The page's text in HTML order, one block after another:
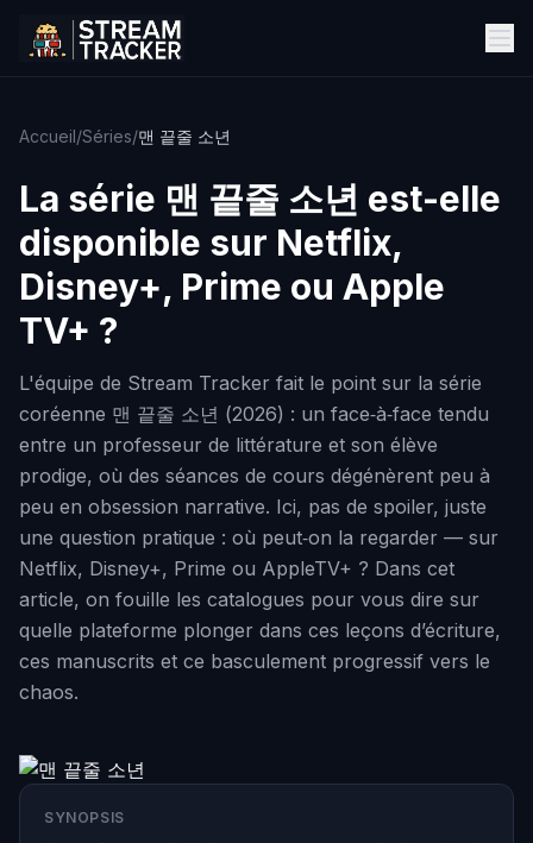
Accueil/Séries/맨 끝줄 소년
La série 맨 끝줄 소년 est-elle
disponible sur Netflix,
Disney+, Prime ou Apple
TV+ ?
L'équipe de Stream Tracker fait le point sur la série
coréenne 맨 끝줄 소년 (2026) : un face‑à‑face tendu
entre un professeur de littérature et son élève
prodige, où des séances de cours dégénèrent peu à
peu en obsession narrative. Ici, pas de spoiler, juste
une question pratique : où peut‑on la regarder — sur
Netflix, Disney+, Prime ou AppleTV+ ? Dans cet
article, on fouille les catalogues pour vous dire sur
quelle plateforme plonger dans ces leçons d’écriture,
ces manuscrits et ce basculement progressif vers le
chaos.
SYNOPSIS